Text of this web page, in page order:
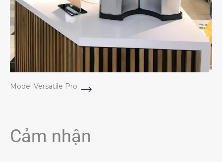
Model Versatile Pro
Cảm nhận